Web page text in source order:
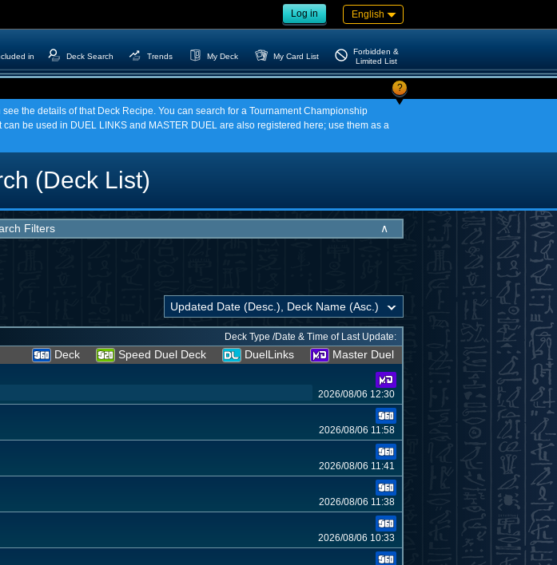
Log in English
in Deck Search Trends My Deck My Card List
Forbidden &
Limited List
?
the details of that Deck Recipe. You can search for a Tournament Championship
be used in DUEL LINKS and MASTER DUEL are also registered here; use them as a
(Deck List)
Filters ∧
Deck Type /Date & Time of Last Update:
Deck Speed Duel Deck DuelLinks
Master Duel
2026/08/06 12:30
2026/08/06 11:58
2026/08/06 11:41
2026/08/06 11:38
2026/08/06 10:33